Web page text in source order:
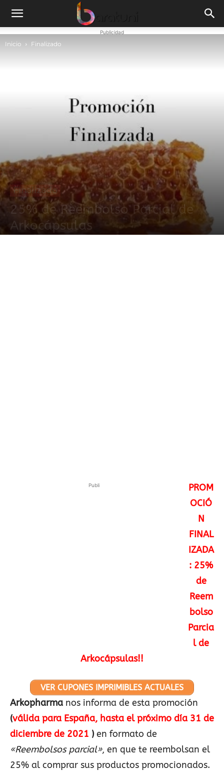
Publicidad
Inicio Finalizado
Finalizado
25% de Reembolso Parcial de
Arkocápsulas
Publi
PROM
OCIÓ
N
FINAL
IZADA
: 25%
de
Reem
bolso
Parcia
l de
Arkocápsulas!!
VER CUPONES IMPRIMIBLES ACTUALES
Arkopharma nos informa de esta promoción
(válida para España, hasta el próximo día 31 de
diciembre de 2021 ) en formato de
«Reembolsos parcial», en que te reembolsan el
25% al comprar sus productos promocionados.